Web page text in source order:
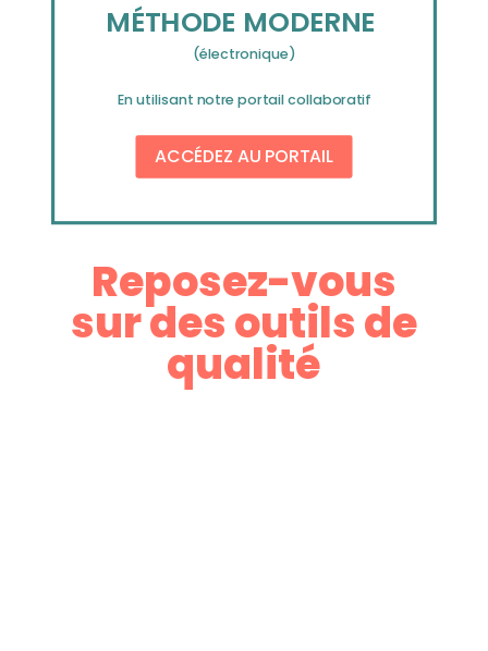
MÉTHODE MODERNE
(électronique)
En utilisant notre portail collaboratif
ACCÉDEZ AU PORTAIL
Reposez-vous
sur des outils de
qualité